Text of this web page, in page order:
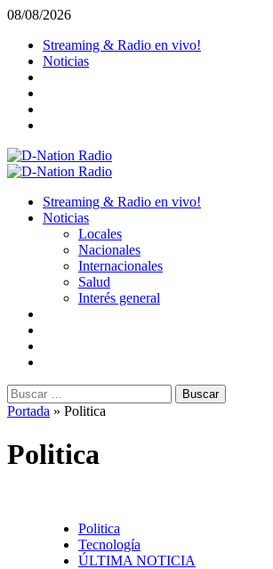
Saltar
contenido
08/08/2026
Streaming & Radio en vivo!
Noticias
Menú
Streaming & Radio en vivo!
Noticias
Locales
Nacionales
Internacionales
Salud
Interés general
Buscar:
Portada » Politica
Politica
Politica
Tecnología
ÚLTIMA NOTICIA